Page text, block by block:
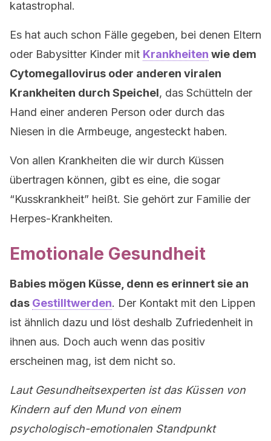
katastrophal.
Es hat auch schon Fälle gegeben, bei denen Eltern
oder Babysitter Kinder mit Krankheiten wie dem
Cytomegallovirus oder anderen viralen
Krankheiten durch Speichel, das Schütteln der
Hand einer anderen Person oder durch das
Niesen in die Armbeuge, angesteckt haben.
Von allen Krankheiten die wir durch Küssen
übertragen können, gibt es eine, die sogar
“Kusskrankheit” heißt. Sie gehört zur Familie der
Herpes-Krankheiten.
Emotionale Gesundheit
Babies mögen Küsse, denn es erinnert sie an
das Gestilltwerden. Der Kontakt mit den Lippen
ist ähnlich dazu und löst deshalb Zufriedenheit in
ihnen aus. Doch auch wenn das positiv
erscheinen mag, ist dem nicht so.
Laut Gesundheitsexperten ist das Küssen von
Kindern auf den Mund von einem
psychologisch-emotionalen Standpunkt